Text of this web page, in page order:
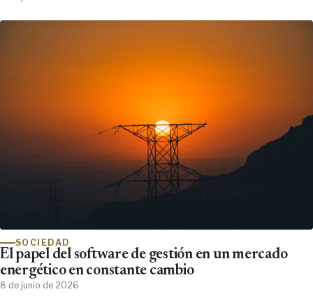
SOCIEDAD
El papel del software de gestión en un mercado
energético en constante cambio
8 de junio de 2026